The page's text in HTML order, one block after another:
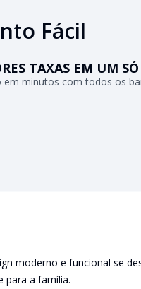
Fácil
TAXAS EM UM
em minutos com todos os
moderno e funcional se
para a família.